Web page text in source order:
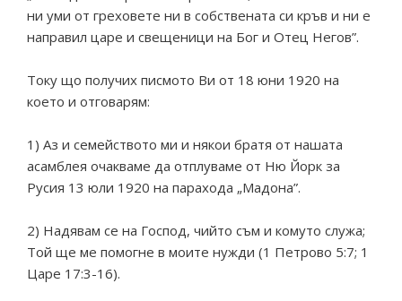
ни уми от греховете ни в собствената си кръв и ни е
направил царе и свещеници на Бог и Отец Негов”.
Току що получих писмото Ви от 18 юни 1920 на
което и отговарям:
1) Аз и семейството ми и някои братя от нашата
асамблея очакваме да отплуваме от Ню Йорк за
Русия 13 юли 1920 на парахода „Мадона”.
2) Надявам се на Господ, чийто съм и комуто служа;
Той ще ме помогне в моите нужди (1 Петрово 5:7; 1
Царе 17:3-16).